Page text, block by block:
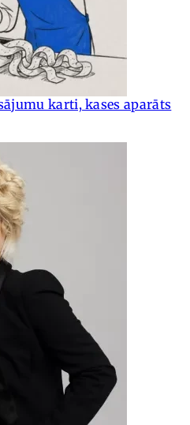
karti, kases aparāts